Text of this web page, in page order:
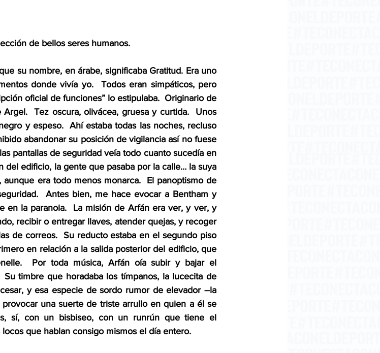
de bellos seres humanos.
su nombre, en árabe, significaba Gratitud. Era uno
donde vivía yo.  Todos eran simpáticos, pero
oficial de funciones” lo estipulaba.  Originario de
Tez oscura, olivácea, gruesa y curtida.  Unos
y espeso.  Ahí estaba todas las noches, recluso
abandonar su posición de vigilancia así no fuese
pantallas de seguridad veía todo cuanto sucedía en
del edificio, la gente que pasaba por la calle… la suya
aunque era todo menos monarca.  El panoptismo de
Antes bien, me hace evocar a Bentham y
en la paranoia.  La misión de Arfán era ver, y ver, y
recibir o entregar llaves, atender quejas, y recoger
de correos.  Su reducto estaba en el segundo piso
en relación a la salida posterior del edificio, que
Por toda música, Arfán oía subir y bajar el
Su timbre que horadaba los tímpanos, la lucecita de
y esa especie de sordo rumor de elevador –la
una suerte de triste arrullo en quien a él se
sí, con un bisbiseo, con un runrún que tiene el
que hablan consigo mismos el día entero.